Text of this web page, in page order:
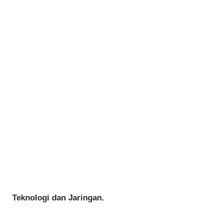
Teknologi dan Jaringan.